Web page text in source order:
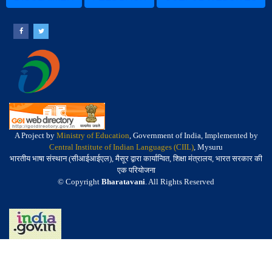
A Project by Ministry of Education, Government of India, Implemented by
Central Institute of Indian Languages (CIIL), Mysuru
भारतीय भाषा संस्थान (सीआईआईएल), मैसूर द्वारा कार्यान्वित, शिक्षा मंत्रालय, भारत सरकार की
एक परियोजना
© Copyright Bharatavani. All Rights Reserved